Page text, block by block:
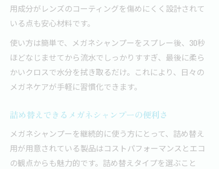
手軽に購入できる売り場情報を解説
詰め替え時の衛生管理ポイント紹介
用成分がレンズのコーティングを傷めにくく設計されて
いる点も安心材料です。
使い方は簡単で、メガネシャンプーをスプレー後、30秒
ほどなじませてから流水でしっかりすすぎ、最後に柔ら
かいクロスで水分を拭き取るだけ。これにより、日々の
メガネケアが手軽に習慣化できます。
詰め替えできるメガネシャンプーの便利さ
メガネシャンプーを継続的に使う方にとって、詰め替え
用が用意されている製品はコストパフォーマンスとエコ
の観点からも魅力的です。詰め替えタイプを選ぶこと